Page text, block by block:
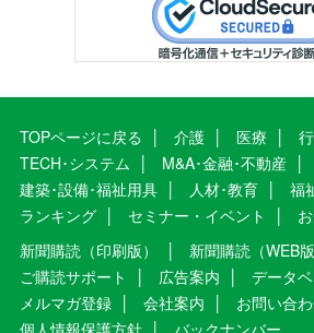
TOPページに戻る 介護 医療
TECH･システム
M&A･金融･不動産
建築･設備･福祉用具
人材･教育
福
ランキング
セミナー・イベント
新聞購読（印刷版）
新聞購読（WEB版
ご購読サポート
広告案内 データ
メルマガ登録
会社案内
お問い合